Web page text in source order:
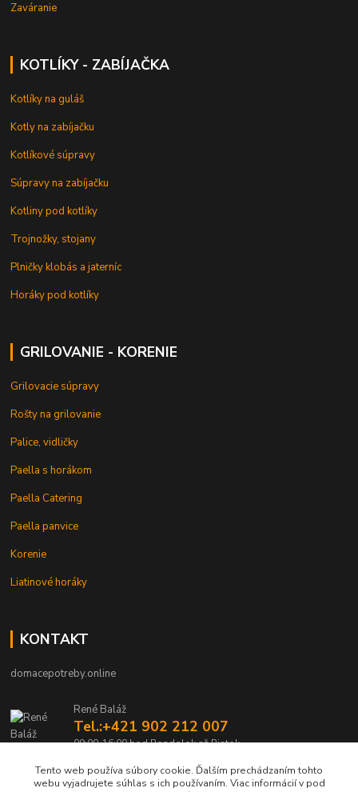
Zaváranie
KOTLÍKY - ZABÍJAČKA
Kotlíky na guláš
Kotly na zabíjačku
Kotlíkové súpravy
Súpravy na zabíjačku
Kotliny pod kotlíky
Trojnožky, stojany
Plničky klobás a jaterníc
Horáky pod kotlíky
GRILOVANIE - KORENIE
Grilovacie súpravy
Rošty na grilovanie
Palice, vidličky
Paella s horákom
Paella Catering
Paella panvice
Korenie
Liatinové horáky
KONTAKT
domacepotreby.online
René Baláž
Tel.:+421 902 212 007
09:00-16:00 hod Pondelok až Piatok
info@domacepotreby.online
Tento web používa súbory cookie. Ďalším prechádzaním tohto
webu vyjadrujete súhlas s ich používaním. Viac informácií v pod